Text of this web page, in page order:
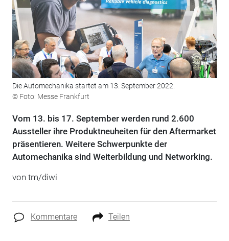
Die Automechanika startet am 13. September 2022.
© Foto: Messe Frankfurt
Vom 13. bis 17. September werden rund 2.600
Aussteller ihre Produktneuheiten für den Aftermarket
präsentieren. Weitere Schwerpunkte der
Automechanika sind Weiterbildung und Networking.
von tm/diwi
Kommentare Teilen